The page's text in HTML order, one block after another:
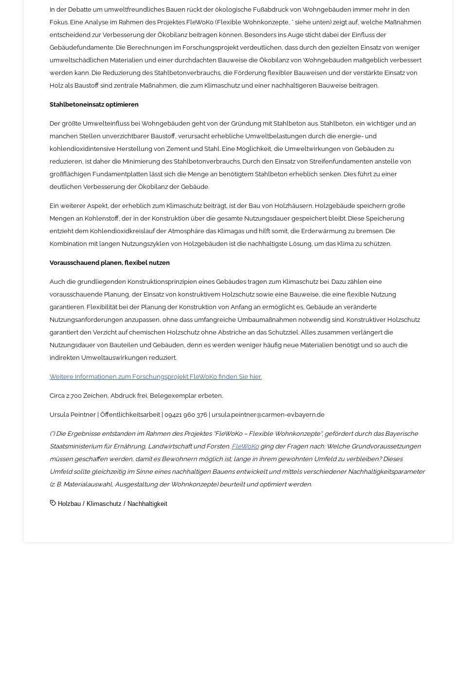
In der Debatte um umweltfreundliches Bauen rückt der ökologische Fußabdruck von Wohngebäuden immer mehr in den
Fokus. Eine Analyse im Rahmen des Projektes FleWoKo (Flexible Wohnkonzepte, * siehe unten) zeigt auf, welche Maßnahmen
entscheidend zur Verbesserung der Ökobilanz beitragen können. Besonders ins Auge sticht dabei der Einfluss der
Gebäudefundamente. Die Berechnungen im Forschungsprojekt verdeutlichen, dass durch den gezielten Einsatz von weniger
umweltschädlichen Materialien und einer durchdachten Bauweise die Ökobilanz von Wohngebäuden maßgeblich verbessert
werden kann. Die Reduzierung des Stahlbetonverbrauchs, die Förderung flexibler Bauweisen und der verstärkte Einsatz von
Holz als Baustoff sind zentrale Maßnahmen, die zum Klimaschutz und einer nachhaltigeren Bauweise beitragen.
Stahlbetoneinsatz optimieren
Der größte Umwelteinfluss bei Wohngebäuden geht von der Gründung mit Stahlbeton aus. Stahlbeton, ein wichtiger und an
manchen Stellen unverzichtbarer Baustoff, verursacht erhebliche Umweltbelastungen durch die energie- und
kohlendioxidintensive Herstellung von Zement und Stahl. Eine Möglichkeit, die Umweltwirkungen von Gebäuden zu
reduzieren, ist daher die Minimierung des Stahlbetonverbrauchs. Durch den Einsatz von Streifenfundamenten anstelle von
großflächigen Fundamentplatten lässt sich die Menge an benötigtem Stahlbeton erheblich senken. Dies führt zu einer
deutlichen Verbesserung der Ökobilanz der Gebäude.
Ein weiterer Aspekt, der erheblich zum Klimaschutz beiträgt, ist der Bau von Holzhäusern. Holzgebäude speichern große
Mengen an Kohlenstoff, der in der Konstruktion über die gesamte Nutzungsdauer gespeichert bleibt. Diese Speicherung
entzieht dem Kohlendioxidkreislauf der Atmosphäre das Klimagas und hilft somit, die Erderwärmung zu bremsen. Die
Kombination mit langen Nutzungszyklen von Holzgebäuden ist die nachhaltigste Lösung, um das Klima zu schützen.
Vorausschauend planen, flexibel nutzen
Auch die grundliegenden Konstruktionsprinzipien eines Gebäudes tragen zum Klimaschutz bei. Dazu zählen eine
vorausschauende Planung, der Einsatz von konstruktivem Holzschutz sowie eine Bauweise, die eine flexible Nutzung
garantieren. Flexibilität bei der Planung der Konstruktion von Anfang an ermöglicht es, Gebäude an veränderte
Nutzungsanforderungen anzupassen, ohne dass umfangreiche Umbaumaßnahmen notwendig sind. Konstruktiver Holzschutz
garantiert den Verzicht auf chemischen Holzschutz ohne Abstriche an das Schutzziel. Alles zusammen verlängert die
Nutzungsdauer von Bauteilen und Gebäuden, denn es werden weniger häufig neue Materialien benötigt und so auch die
indirekten Umweltauswirkungen reduziert.
Weitere Informationen zum Forschungsprojekt FleWoKo finden Sie hier.
Circa 2.700 Zeichen, Abdruck frei, Belegexemplar erbeten.
Ursula Peintner | Öffentlichkeitsarbeit | 09421 960 376 | ursula.peintner@carmen-ev.bayern.de
(*) Die Ergebnisse entstanden im Rahmen des Projektes “FleWoKo – Flexible Wohnkonzepte“, gefördert durch das Bayerische
Staatsministerium für Ernährung, Landwirtschaft und Forsten. FleWoKoging der Fragen nach: Welche Grundvoraussetzungen
müssen geschaffen werden, damit es Bewohnern möglich ist, lange in ihrem gewohnten Umfeld zu verbleiben? Dieses
Umfeld sollte gleichzeitig im Sinne eines nachhaltigen Bauens entwickelt und mittels verschiedener Nachhaltigkeitsparameter
(z. B. Materialauswahl, Ausgestaltung der Wohnkonzepte) beurteilt und optimiert werden.
Holzbau/ Klimaschutz / Nachhaltigkeit